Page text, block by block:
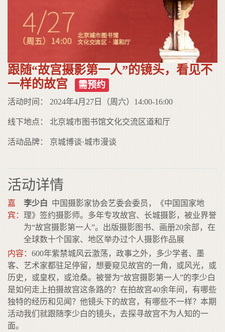
跟随“故宫摄影第一人”的镜头，看见不
一样的故宫
需预约
活动时间： 2024年4月27日（周六）14:00-16:00
线下地点： 北京城市图书馆文化交流区道和厅
活动品牌： 京城博谈·城市漫谈
活动详情
嘉
宾：
李少白
中国摄影家协会艺委会委员，《中国国家地
理》签约摄影师。多年专攻故宫、长城摄影，被业界誉
为“故宫摄影第一人”。出版摄影图书、画册20余部，在
全球数十个国家、地区举办过个人摄影作品展
内容： 600年紫禁城风云激荡，政事之外，多少学者、墨
客、艺术家都驻足停留，想要窥见故宫的一角，或风光，或
历史，或皇权，或沧桑。被誉为“故宫摄影第一人”的李少白
是如何走上拍摄故宫这条路的？在拍故宫40余年间，有哪些
独特的经历和见闻？他镜头下的故宫，有哪些不一样？本期
活动我们就跟随李少白的镜头，去探寻故宫不为人知的一
面。